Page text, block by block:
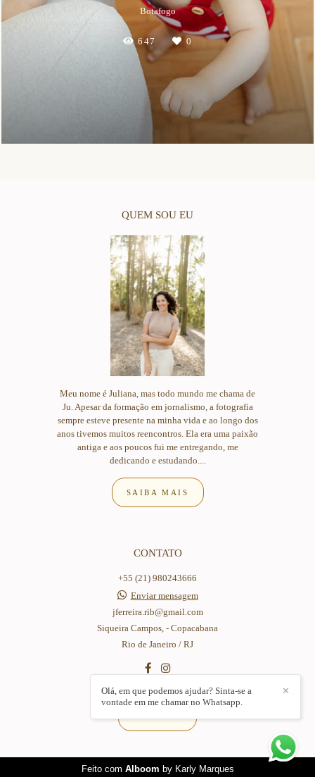
Botafogo
647 0
QUEM SOU EU
Meu nome é Juliana, mas todo mundo me chama de
Ju. Apesar da formação em jornalismo, a fotografia
sempre esteve presente na minha vida e ao longo dos
anos tivemos muitos reencontros. Ela era uma paixão
antiga e aos poucos fui me entregando, me
dedicando e estudando....
SAIBA MAIS
CONTATO
+55 (21) 980243666
Enviar mensagem
jferreira.rib@gmail.com
Siqueira Campos, - Copacabana
Rio de Janeiro / RJ
✕
Olá, em que podemos ajudar? Sinta-se a
vontade em me chamar no Whatsapp.
Feito com Alboom by Karly Marques